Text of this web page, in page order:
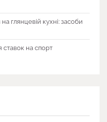
глянцевій кухні: засоби
ставок на спорт